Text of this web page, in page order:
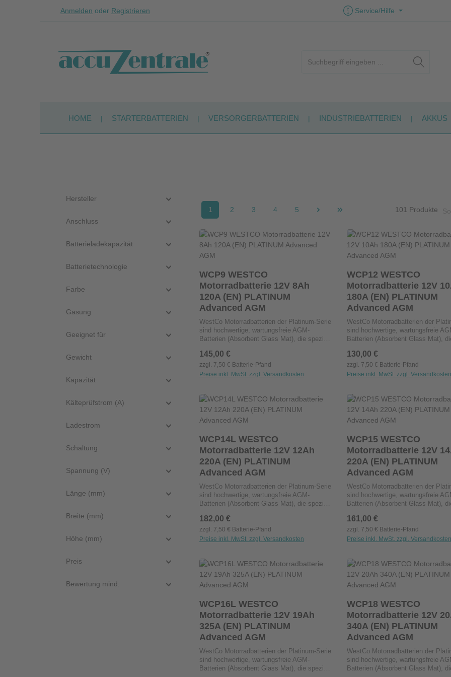
Zum Hauptinhalt springen
Zur Suche springen
Zur Hauptnavigation springen
Anmelden oder Registrieren Service/Hilfe
HOME STARTERBATTERIEN VERSORGERBATTERIEN INDUSTRIEBATTERIEN AKKUS
Hersteller
Anschluss
Batterieladekapazität
Batterietechnologie
Farbe
Gasung
Geeignet für
Gewicht
Kapazität
Kälteprüfstrom (A)
Ladestrom
Schaltung
Spannung (V)
Länge (mm)
Breite (mm)
Höhe (mm)
Preis
Bewertung mind.
Seite
1
Seite
2
Seite
3
Seite
4
Seite
5 101 Produkte
Produkt Anzahl: Gib den gewünschten Wert
Stck
WCP9 WESTCO
Motorradbatterie 12V 8Ah
120A (EN) PLATINUM
Advanced AGM
WestCo Motorradbatterien der Platinum-Serie
sind hochwertige, wartungsfreie AGM-
Batterien (Absorbent Glass Mat), die speziell
Elektrolyt wird in einem Glasfaservlies
gebunden, was zu einem niedrigeren
Innenwiderstand im Vergleich zu
Zuverlässigkeit, insbesondere für Harley-
Davidson-Modelle. Wartungsfrei: Kein
Nachfüllen von Flüssigkeiten
erforderlich.Vibrations- und Hitzebeständig:
Leistung.Minimale Selbstentladung: Ideal für
längere Standzeiten.Vielseitige
Einbaupositionen: Kann in verschiedenen
Lagen installiert werden.
Regulärer Preis:
145,00 €
zzgl. 7,50 € Batterie-Pfand
Preise inkl. MwSt. zzgl. Versandkosten
Produkt Anzahl:
Stck
WCP12 WESTCO
Motorradbatterie 12V 10Ah
180A (EN) PLATINUM
Advanced AGM
WestCo Motorradbatterien der
sind hochwertige, wartungsfreie
Batterien (Absorbent Glass Mat),
Elektrolyt wird in einem
gebunden, was zu einem niedrigeren
Innenwiderstand im Vergleich zu
Zuverlässigkeit, insbesondere für
Davidson-Modelle. Wartungsfrei:
Nachfüllen von Flüssigkeiten
erforderlich.Vibrations- und
Leistung.Minimale Selbstentladung:
längere Standzeiten.Vielseitige
Einbaupositionen: Kann in
Lagen installiert werden.
Regulärer Preis:
130,00 €
zzgl. 7,50 € Batterie-Pfand
Preise inkl. MwSt. zzgl. Versandkosten
Produkt Anzahl: Gib den gewünschten Wert
Stck
WCP14L WESTCO
Motorradbatterie 12V 12Ah
220A (EN) PLATINUM
Advanced AGM
WestCo Motorradbatterien der Platinum-Serie
sind hochwertige, wartungsfreie AGM-
Batterien (Absorbent Glass Mat), die speziell
Elektrolyt wird in einem Glasfaservlies
gebunden, was zu einem niedrigeren
Innenwiderstand im Vergleich zu
Zuverlässigkeit, insbesondere für Harley-
Davidson-Modelle. Wartungsfrei: Kein
Nachfüllen von Flüssigkeiten
erforderlich.Vibrations- und Hitzebeständig:
Leistung.Minimale Selbstentladung: Ideal für
längere Standzeiten.Vielseitige
Einbaupositionen: Kann in verschiedenen
Lagen installiert werden.
Regulärer Preis:
182,00 €
zzgl. 7,50 € Batterie-Pfand
Preise inkl. MwSt. zzgl. Versandkosten
Produkt Anzahl:
Stck
WCP15 WESTCO
Motorradbatterie 12V 14Ah
220A (EN) PLATINUM
Advanced AGM
WestCo Motorradbatterien der
sind hochwertige, wartungsfreie
Batterien (Absorbent Glass Mat),
Elektrolyt wird in einem
gebunden, was zu einem niedrigeren
Innenwiderstand im Vergleich zu
Zuverlässigkeit, insbesondere für
Davidson-Modelle. Wartungsfrei:
Nachfüllen von Flüssigkeiten
erforderlich.Vibrations- und
Leistung.Minimale Selbstentladung:
längere Standzeiten.Vielseitige
Einbaupositionen: Kann in
Lagen installiert werden.
Regulärer Preis:
161,00 €
zzgl. 7,50 € Batterie-Pfand
Preise inkl. MwSt. zzgl. Versandkosten
Produkt Anzahl: Gib den gewünschten Wert
Stck
WCP16L WESTCO
Motorradbatterie 12V 19Ah
325A (EN) PLATINUM
Advanced AGM
WestCo Motorradbatterien der Platinum-Serie
sind hochwertige, wartungsfreie AGM-
Batterien (Absorbent Glass Mat), die speziell
Produkt Anzahl:
Stck
WCP18 WESTCO
Motorradbatterie 12V 20Ah
340A (EN) PLATINUM
Advanced AGM
WestCo Motorradbatterien der
sind hochwertige, wartungsfreie
Batterien (Absorbent Glass Mat),